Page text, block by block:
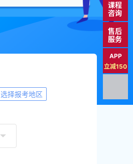
选择报考地区
课程
咨询
售后
服务
APP
立减150